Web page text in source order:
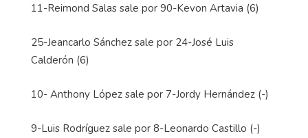
11-Reimond Salas sale por 90-Kevon Artavia (6)
25-Jeancarlo Sánchez sale por 24-José Luis
Calderón (6)
10- Anthony López sale por 7-Jordy Hernández (-)
9-Luis Rodríguez sale por 8-Leonardo Castillo (-)